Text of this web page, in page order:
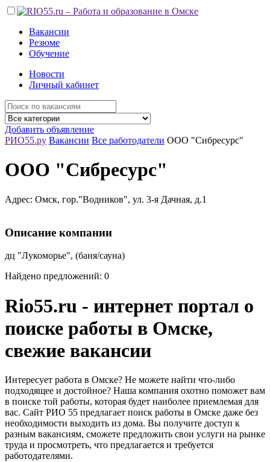
Вакансии
Резюме
Обучение
Новости
Личный кабинет
Добавить объявление
РИО55.ру Вакансии Все работодатели ООО "Сибресурс"
ООО "Сибресурс"
Адрес: Омск, гор."Водников", ул. 3-я Дачная, д.1
Описание компании
дц "Лукоморье", (баня/сауна)
Найдено предложений: 0
Rio55.ru - интернет портал о
поиске работы в Омске,
свежие вакансии
Интересует работа в Омске? Не можете найти что-либо
подходящее и достойное? Наша компания охотно поможет вам
в поиске той работы, которая будет наиболее приемлемая для
вас. Сайт РИО 55 предлагает поиск работы в Омске даже без
необходимости выходить из дома. Вы получите доступ к
разным вакансиям, сможете предложить свои услуги на рынке
труда и просмотреть, что предлагается и требуется
работодателями.